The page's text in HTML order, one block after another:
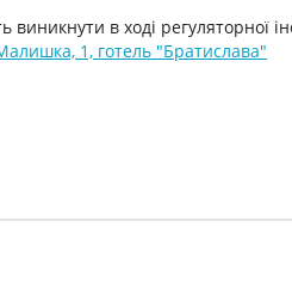
в ході регуляторної
1, готель "Братислава"